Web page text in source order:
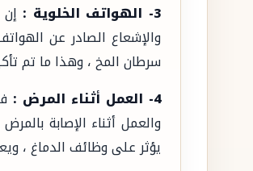
3- الهواتف الخلوية :
والإشعاع الصادر عن
سرطان المخ ، وهذا ما تم
4- العمل أثناء المرض :
والعمل أثناء الإصابة
يؤثر على وظائف الدماغ ،